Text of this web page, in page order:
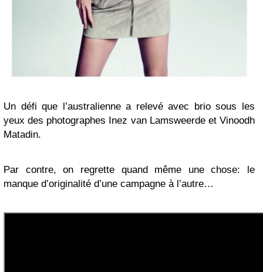
Un défi que l’australienne a relevé avec brio sous les
yeux des photographes Inez van Lamsweerde et Vinoodh
Matadin.
Par contre, on regrette quand même une chose: le
manque d’originalité d’une campagne à l’autre…